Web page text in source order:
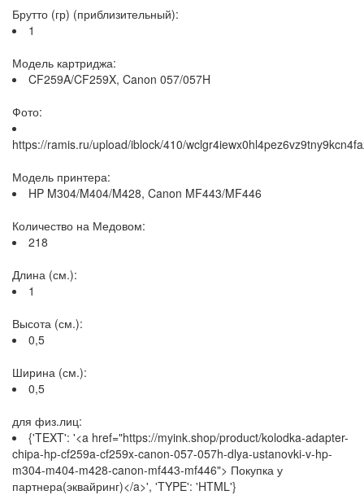
Брутто (гр) (приблизительный):
1
Модель картриджа:
CF259A/CF259X, Canon 057/057H
Фото:
https://ramis.ru/upload/iblock/410/
Модель принтера:
HP M304/M404/M428, Canon MF443/MF446
Количество на Медовом:
218
Длина (см.):
1
Высота (см.):
0,5
Ширина (см.):
0,5
для физ.лиц:
{'TEXT': '<a href="https://myink.shop/product/kolodka-adapter-
chipa-hp-cf259a-cf259x-canon-057-057h-dlya-ustanovki-v-hp-
m304-m404-m428-canon-mf443-mf446"> Покупка у
партнера(эквайринг)</a>', 'TYPE': 'HTML'}